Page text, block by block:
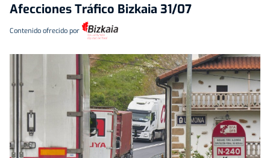
Afecciones Tráfico Bizkaia 31/07
Contenido ofrecido por